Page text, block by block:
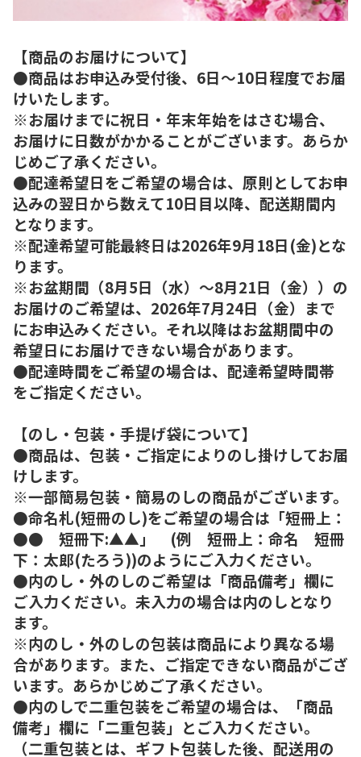
【商品のお届けについて】
●商品はお申込み受付後、6日～10日程度でお届
けいたします。
※お届けまでに祝日・年末年始をはさむ場合、
お届けに日数がかかることがございます。あらか
じめご了承ください。
●配達希望日をご希望の場合は、原則としてお申
込みの翌日から数えて10日目以降、配送期間内
となります。
※配達希望可能最終日は2026年9月18日(金)とな
ります。
※お盆期間（8月5日（水）～8月21日（金））の
お届けのご希望は、2026年7月24日（金）まで
にお申込みください。それ以降はお盆期間中の
希望日にお届けできない場合があります。
●配達時間をご希望の場合は、配達希望時間帯
をご指定ください。
【のし・包装・手提げ袋について】
●商品は、包装・ご指定によりのし掛けしてお届
けします。
※一部簡易包装・簡易のしの商品がございます。
●命名札(短冊のし)をご希望の場合は「短冊上：
●● 短冊下:▲▲」 (例 短冊上：命名 短冊
下：太郎(たろう))のようにご入力ください。
●内のし・外のしのご希望は「商品備考」欄に
ご入力ください。未入力の場合は内のしとなり
ます。
※内のし・外のしの包装は商品により異なる場
合があります。また、ご指定できない商品がござ
います。あらかじめご了承ください。
●内のしで二重包装をご希望の場合は、「商品
備考」欄に「二重包装」とご入力ください。
（二重包装とは、ギフト包装した後、配送用の